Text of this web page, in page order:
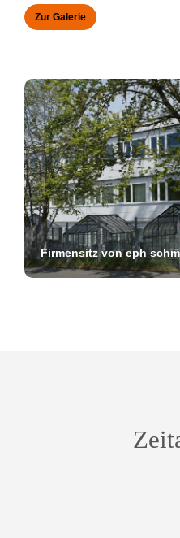
Zur Galerie
Firmensitz von eph